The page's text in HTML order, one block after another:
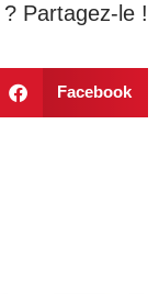
Partagez-le !
Facebook